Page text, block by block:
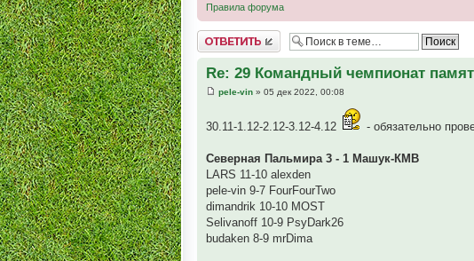
Правила форума
Комментировать
Re: 29 Командный чемпионат
pele-vin » 05 дек 2022, 00:08
30.11-1.12-2.12-3.12-4.12 - обязательно
Северная Пальмира 3 - 1 Машук-КМВ
LARS 11-10 alexden
pele-vin 9-7 FourFourTwo
dimandrik 10-10 MOST
Selivanoff 10-9 PsyDark26
budaken 8-9 mrDima